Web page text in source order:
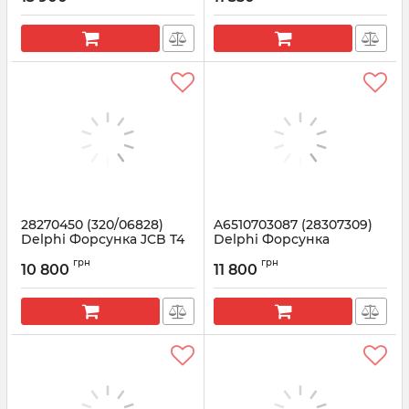
28270450 (320/06828)
Delphi Форсунка JCB T4
Артикул: 28270450
10 800 грн
A6510703087 (28307309)
Delphi Форсунка
EURO 6, дв OM651
Артикул: 28307309
11 800 грн